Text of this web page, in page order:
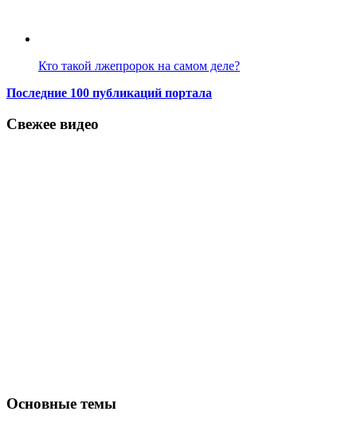
Кто такой лжепророк на самом деле?
Последние 100 публикаций портала
Свежее видео
Основные темы